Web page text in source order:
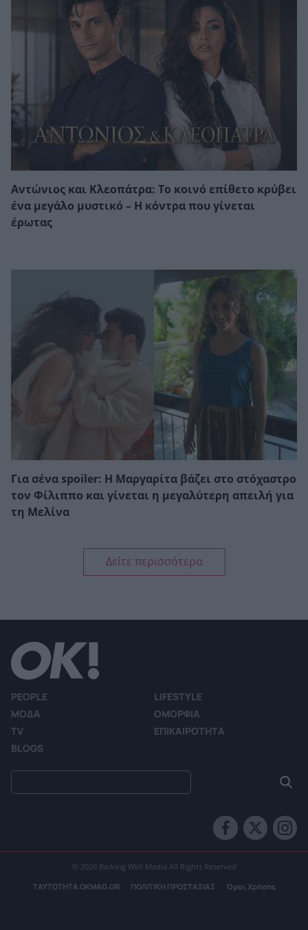
Αντώνιος και Κλεοπάτρα: Το κοινό επίθετο κρύβει
ένα μεγάλο μυστικό – Η κόντρα που γίνεται
έρωτας
Για σένα spoiler: Η Μαργαρίτα βάζει στο στόχαστρο
τον Φίλιππο και γίνεται η μεγαλύτερη απειλή για
τη Μελίνα
Δείτε περισσότερα
PEOPLE
LIFESTYLE
ΜΟΔΑ
ΟΜΟΡΦΙΑ
TV
ΕΠΙΚΑΙΡΟΤΗΤΑ
BLOGS
© 2026 Barking Well Media All Rights Reserved
ΤΑΥΤΟΤΗΤΑ OKMAG.GR ΠΟΛΙΤΙΚΗ ΠΡΟΣΤΑΣΙΑΣ Όροι Χρήσης